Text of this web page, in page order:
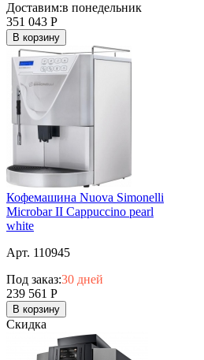
Доставим:в понедельник
351 043 Р
В корзину
Кофемашина Nuova Simonelli
Microbar II Cappuccino pearl
white
Арт. 110945
Под заказ:30 дней
239 561 Р
В корзину
Скидка